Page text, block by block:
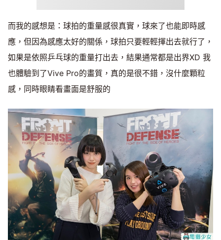
而我的感想是：球拍的重量感很真實，球來了也能即時感
應，但因為感應太好的關係，球拍只要輕輕揮出去就行了，
如果是依照乒乓球的重量打出去，結果通常都是出界XD 我
也體驗到了Vive Pro的畫質，真的是很不錯，沒什麼顆粒
感，同時眼睛看畫面是舒服的